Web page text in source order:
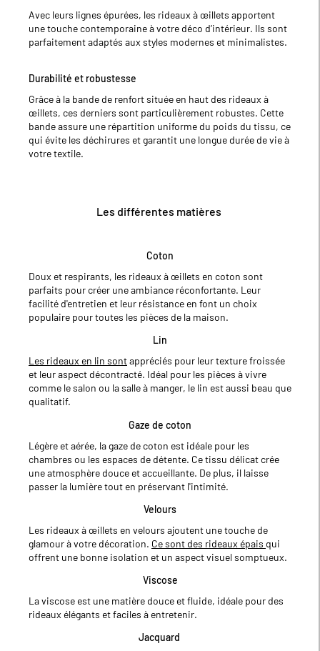
Avec leurs lignes épurées, les rideaux à œillets apportent
une touche contemporaine à votre déco d’intérieur. Ils sont
parfaitement adaptés aux styles modernes et minimalistes.
Durabilité et robustesse
Grâce à la bande de renfort située en haut des rideaux à
œillets, ces derniers sont particulièrement robustes. Cette
bande assure une répartition uniforme du poids du tissu, ce
qui évite les déchirures et garantit une longue durée de vie à
votre textile.
Les différentes matières
Coton
Doux et respirants, les rideaux à œillets en coton sont
parfaits pour créer une ambiance réconfortante. Leur
facilité d'entretien et leur résistance en font un choix
populaire pour toutes les pièces de la maison.
Lin
Les rideaux en lin sontappréciés pour leur texture froissée
et leur aspect décontracté. Idéal pour les pièces à vivre
comme le salon ou la salle à manger, le lin est aussi beau que
qualitatif.
Gaze de coton
Légère et aérée, la gaze de coton est idéale pour les
chambres ou les espaces de détente. Ce tissu délicat crée
une atmosphère douce et accueillante. De plus, il laisse
passer la lumière tout en préservant l'intimité.
Velours
Les rideaux à œillets en velours ajoutent une touche de
glamour à votre décoration. Ce sont des rideaux épais qui
offrent une bonne isolation et un aspect visuel somptueux.
Viscose
La viscose est une matière douce et fluide, idéale pour des
rideaux élégants et faciles à entretenir.
Jacquard